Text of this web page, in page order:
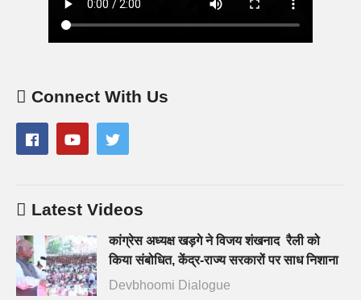
Connect With Us
Latest Videos
कांग्रेस अध्यक्ष खड़गे ने विजय शंखनाद रैली को
किया संबोधित, केंद्र-राज्य सरकारों पर साध निशाना
Devbhoomi Dialogue